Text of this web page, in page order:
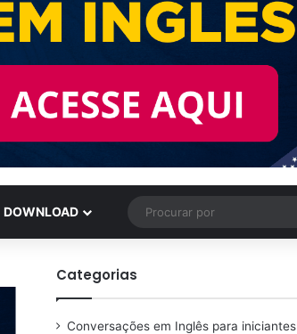
DOWNLOAD
Categorias
Conversações em Inglês para iniciantes